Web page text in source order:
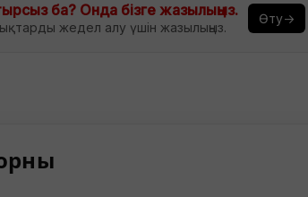
ба? Онда бізге жазылыңыз.
жедел алу үшін жазылыңыз.
Өту→